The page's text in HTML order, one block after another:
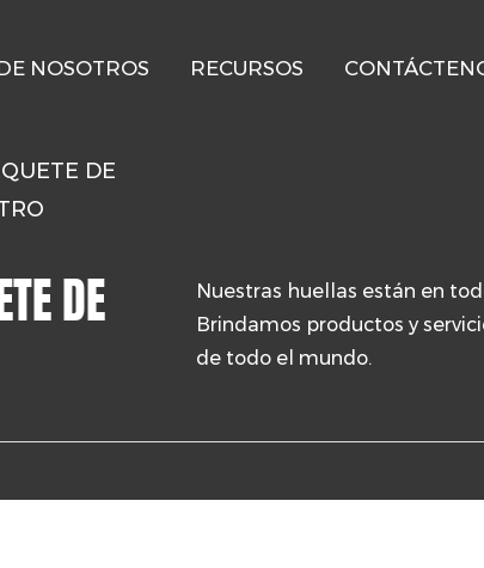
NOSOTROS RECURSOS
DE
DE
Nuestras huellas están en
Brindamos productos y
de todo el mundo.